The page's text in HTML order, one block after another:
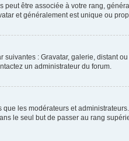
peut être associée à votre rang,
et généralement est unique ou
: Gravatar, galerie, distant
un administrateur du forum.
les modérateurs et
le seul but de passer au rang